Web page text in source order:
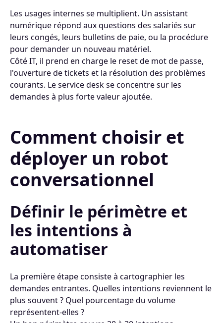
Les usages internes se multiplient. Un assistant
numérique répond aux questions des salariés sur
leurs congés, leurs bulletins de paie, ou la procédure
pour demander un nouveau matériel.
Côté IT, il prend en charge le reset de mot de passe,
l'ouverture de tickets et la résolution des problèmes
courants. Le service desk se concentre sur les
demandes à plus forte valeur ajoutée.
Comment choisir et
déployer un robot
conversationnel
Définir le périmètre et
les intentions à
automatiser
La première étape consiste à cartographier les
demandes entrantes. Quelles intentions reviennent le
plus souvent ? Quel pourcentage du volume
représentent-elles ?